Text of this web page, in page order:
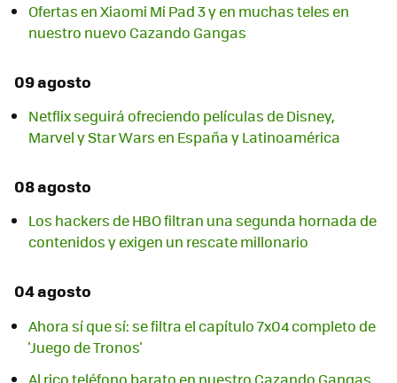
Ofertas en Xiaomi Mi Pad 3 y en muchas teles en
nuestro nuevo Cazando Gangas
09 agosto
Netflix seguirá ofreciendo películas de Disney,
Marvel y Star Wars en España y Latinoamérica
08 agosto
Los hackers de HBO filtran una segunda hornada de
contenidos y exigen un rescate millonario
04 agosto
Ahora sí que sí: se filtra el capítulo 7x04 completo de
'Juego de Tronos'
Al rico teléfono barato en nuestro Cazando Gangas